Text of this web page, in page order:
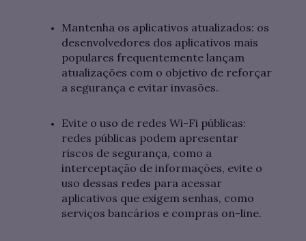
Mantenha os aplicativos atualizados: os
desenvolvedores dos aplicativos mais
populares frequentemente lançam
atualizações com o objetivo de reforçar
a segurança e evitar invasões.
Evite o uso de redes Wi-Fi públicas:
redes públicas podem apresentar
riscos de segurança, como a
interceptação de informações, evite o
uso dessas redes para acessar
aplicativos que exigem senhas, como
serviços bancários e compras on-line.